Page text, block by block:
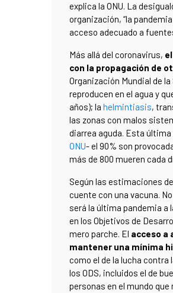
explica la ONU. La
organización, “la
acceso adecuado a
Más allá del coronavirus,
con la propagación de
Organización Mundial de la
reproducen en el agua y
años); la helmintiasis,
las zonas con malos
diarrea aguda. Esta última
ONU- el 90% son
más de 800 mueren cada
Según las estimaciones
cuente con una vacuna.
será la última pandemia a
en los Objetivos de
mero parche. El acceso a
mantener una mínima
como el de la lucha contra
los ODS, incluidos el de
personas en el mundo